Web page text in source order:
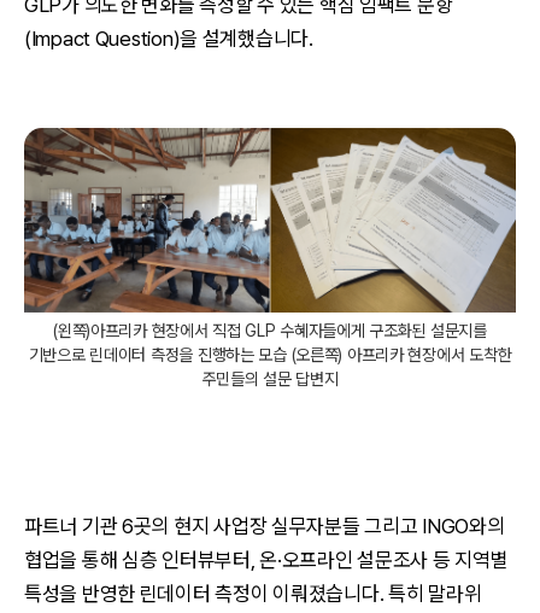
(Impact Question)을 설계했습니다.
(왼쪽)아프리카 현장에서 직접 GLP 수혜자들에게 구조화된 설문지를
기반으로 린데이터 측정을 진행하는 모습 (오른쪽) 아프리카 현장에서 도착한
주민들의 설문 답변지
파트너 기관 6곳의 현지 사업장 실무자분들 그리고 INGO와의
협업을 통해 심층 인터뷰부터, 온·오프라인 설문조사 등 지역별
특성을 반영한 린데이터 측정이 이뤄졌습니다. 특히 말라위